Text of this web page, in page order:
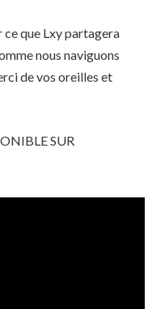
ce que Lxy partagera
nous naviguons
de vos oreilles et
SUR